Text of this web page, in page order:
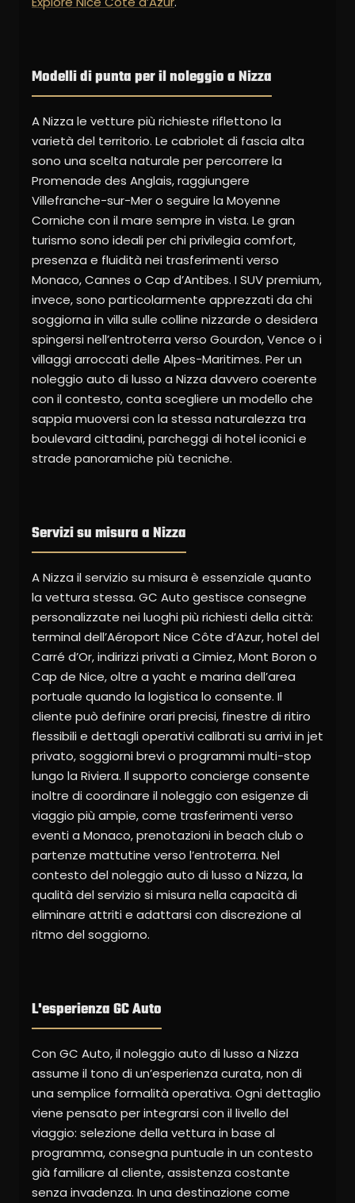
Modelli di punta per il noleggio a Nizza
A Nizza le vetture più richieste riflettono la
varietà del territorio. Le cabriolet di fascia alta
sono una scelta naturale per percorrere la
Promenade des Anglais, raggiungere
Villefranche-sur-Mer o seguire la Moyenne
Corniche con il mare sempre in vista. Le gran
turismo sono ideali per chi privilegia comfort,
presenza e fluidità nei trasferimenti verso
Monaco, Cannes o Cap d’Antibes. I SUV premium,
invece, sono particolarmente apprezzati da chi
soggiorna in villa sulle colline nizzarde o desidera
spingersi nell’entroterra verso Gourdon, Vence o i
villaggi arroccati delle Alpes-Maritimes. Per un
noleggio auto di lusso a Nizza davvero coerente
con il contesto, conta scegliere un modello che
sappia muoversi con la stessa naturalezza tra
boulevard cittadini, parcheggi di hotel iconici e
strade panoramiche più tecniche.
Servizi su misura a Nizza
A Nizza il servizio su misura è essenziale quanto
la vettura stessa. GC Auto gestisce consegne
personalizzate nei luoghi più richiesti della città:
terminal dell’Aéroport Nice Côte d’Azur, hotel del
Carré d’Or, indirizzi privati a Cimiez, Mont Boron o
Cap de Nice, oltre a yacht e marina dell’area
portuale quando la logistica lo consente. Il
cliente può definire orari precisi, finestre di ritiro
flessibili e dettagli operativi calibrati su arrivi in jet
privato, soggiorni brevi o programmi multi-stop
lungo la Riviera. Il supporto concierge consente
inoltre di coordinare il noleggio con esigenze di
viaggio più ampie, come trasferimenti verso
eventi a Monaco, prenotazioni in beach club o
partenze mattutine verso l’entroterra. Nel
contesto del noleggio auto di lusso a Nizza, la
qualità del servizio si misura nella capacità di
eliminare attriti e adattarsi con discrezione al
ritmo del soggiorno.
L'esperienza GC Auto
Con GC Auto, il noleggio auto di lusso a Nizza
assume il tono di un’esperienza curata, non di
una semplice formalità operativa. Ogni dettaglio
viene pensato per integrarsi con il livello del
viaggio: selezione della vettura in base al
programma, consegna puntuale in un contesto
già familiare al cliente, assistenza costante
senza invadenza. In una destinazione come